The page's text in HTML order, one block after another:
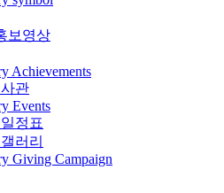
보영상
Achievements
관
Events
정표
러리
Giving Campaign